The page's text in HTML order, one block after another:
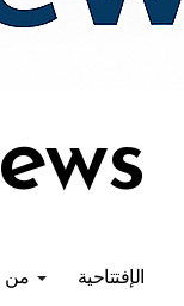
الإفتتاحية من